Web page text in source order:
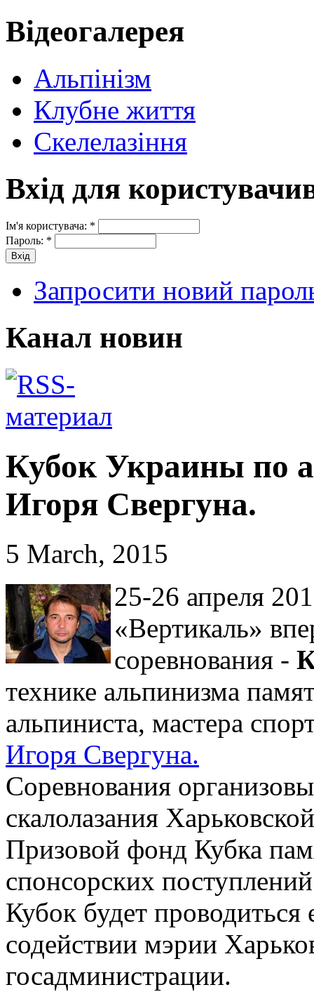
Відеогалерея
Альпінізм
Клубне життя
Скелелазіння
Вхід для
Ім'я користувача: *
Пароль: *
Запросити новий
Канал новин
Кубок Украины по
Игоря Свергуна.
5 March, 2015
25-26 апреля
«Вертикаль»
соревнования -
технике альпинизма
альпиниста, мастера
Игоря Свергуна.
Соревнования
скалолазания
Призовой фонд Кубка
спонсорских
Кубок будет
содействии мэрии
госадминистрации.